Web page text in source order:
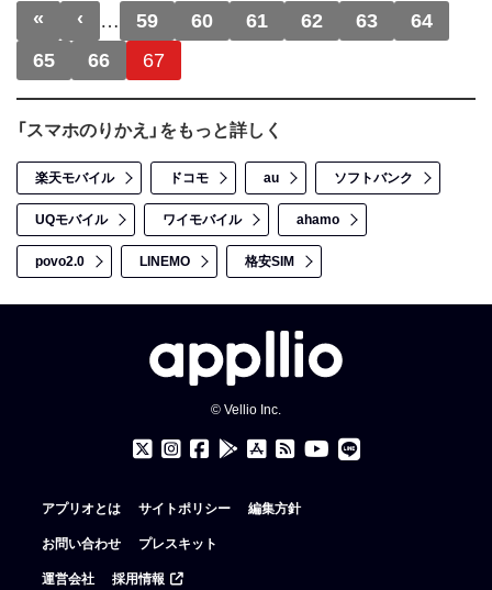
ページ送り
« 先頭ページ
‹ 前ページ
… 59 60 61 62 63
64
65
66 67
「スマホのりかえ」をもっと詳しく
楽天モバイル ドコモ au ソフトバンク
UQモバイル ワイモバイル ahamo
povo2.0 LINEMO 格安SIM
© Vellio Inc.
アプリオとは サイトポリシー 編集方針
お問い合わせ プレスキット
運営会社 採用情報